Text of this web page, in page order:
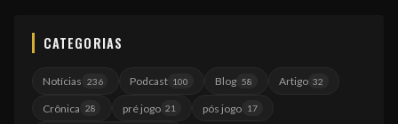
CATEGORIAS
Notícias 236 Podcast 100 Blog 58 Artigo 32
Crônica 28 pré jogo 21 pós jogo 17